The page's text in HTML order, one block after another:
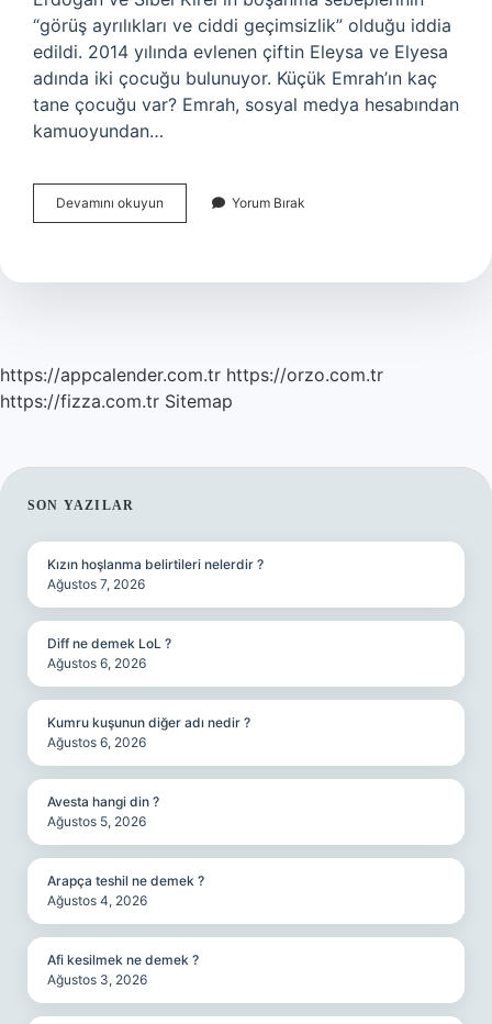
“görüş ayrılıkları ve ciddi geçimsizlik” olduğu iddia
edildi. 2014 yılında evlenen çiftin Eleysa ve Elyesa
adında iki çocuğu bulunuyor. Küçük Emrah’ın kaç
tane çocuğu var? Emrah, sosyal medya hesabından
kamuoyundan…
Devamını okuyun
Emrah
Nerede
Yorum Bırak
https://appcalender.com.tr https://orzo.com.tr
https://fizza.com.tr Sitemap
SIDEBAR
SON YAZILAR
Kızın hoşlanma belirtileri nelerdir ?
Ağustos 7, 2026
Diff ne demek LoL ?
Ağustos 6, 2026
Kumru kuşunun diğer adı nedir ?
Ağustos 6, 2026
Avesta hangi din ?
Ağustos 5, 2026
Arapça teshil ne demek ?
Ağustos 4, 2026
Afi kesilmek ne demek ?
Ağustos 3, 2026